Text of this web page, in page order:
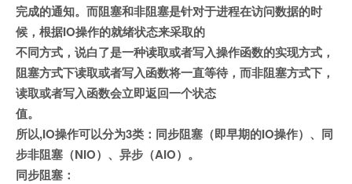
完成的通知。而阻塞和非阻塞是针对于进程在访问数据的时
候，根据IO操作的就绪状态来采取的
不同方式，说白了是一种读取或者写入操作函数的实现方式，
阻塞方式下读取或者写入函数将一直等待，而非阻塞方式下，
读取或者写入函数会立即返回一个状态
值。
所以,IO操作可以分为3类：同步阻塞（即早期的IO操作）、同
步非阻塞（NIO）、异步（AIO）。
同步阻塞：